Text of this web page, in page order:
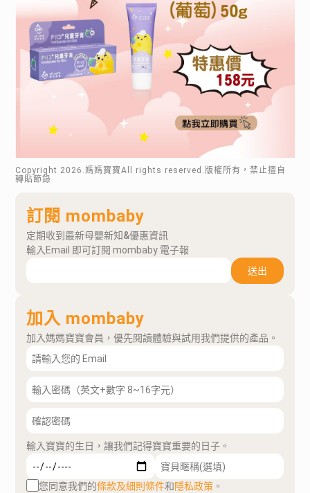
Copyright 2026 .媽媽寶寶All rights reserved.版權所有，禁止擅自
轉貼節錄
訂閱 mombaby
定期收到最新母嬰新知&優惠資訊
輸入Email 即可訂閱 mombaby 電子報
送出
加入 mombaby
加入媽媽寶寶會員，優先閱讀體驗與試用我們提供的產品。
輸入寶寶的生日，讓我們記得寶寶重要的日子。
您同意我們的條款及細則條件和隱私政策 。